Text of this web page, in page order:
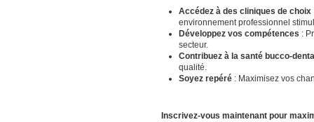
Accédez à des cliniques de choix
environnement professionnel
Développez vos compétences :
secteur.
Contribuez à la santé bucco-
qualité.
Soyez repéré : Maximisez vos
Inscrivez-vous maintenant pour